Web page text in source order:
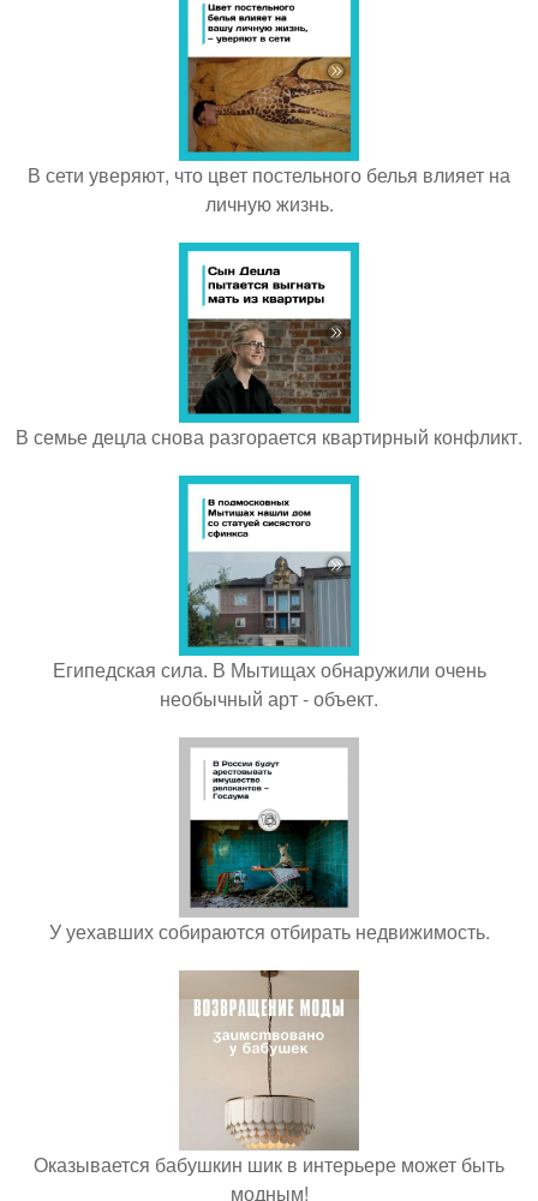
В сети уверяют, что цвет постельного белья влияет на
личную жизнь.
В семье децла снова разгорается квартирный конфликт.
Египедская сила. В Мытищах обнаружили очень
необычный арт - объект.
У уехавших собираются отбирать недвижимость.
Оказывается бабушкин шик в интерьере может быть
модным!